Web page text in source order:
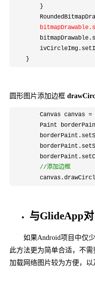
        }
    }
圆形图片添加边框
        Canvas canvas =
Paint
//添加边框
与GlideApp
如果Android项目中仅少
此方法更为简单合适，不
加载网络图片较为方便，以